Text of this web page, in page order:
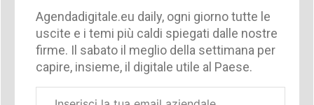
Agendadigitale.eu daily, ogni giorno tutte le
uscite e i temi più caldi spiegati dalle nostre
firme. Il sabato il meglio della settimana per
capire, insieme, il digitale utile al Paese.